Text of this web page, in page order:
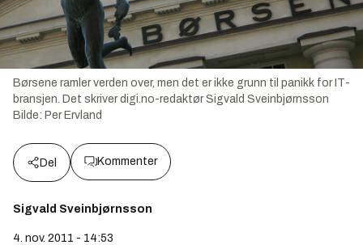
Børsene ramler verden over, men det er ikke grunn til panikk for IT-
bransjen. Det skriver digi.no-redaktør Sigvald Sveinbjørnsson
Bilde: Per Ervland
Del Kommenter
Sigvald Sveinbjørnsson
4. nov. 2011 - 14:53